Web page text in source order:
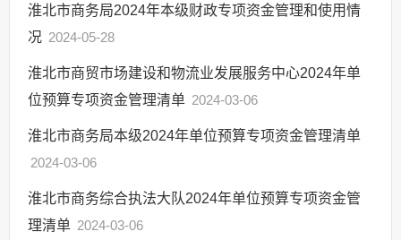
淮北市商务局2024年本级财政专项资金管理和使用情
况 2024-05-28
淮北市商贸市场建设和物流业发展服务中心2024年单
位预算专项资金管理清单 2024-03-06
淮北市商务局本级2024年单位预算专项资金管理清单
2024-03-06
淮北市商务综合执法大队2024年单位预算专项资金管
理清单 2024-03-06